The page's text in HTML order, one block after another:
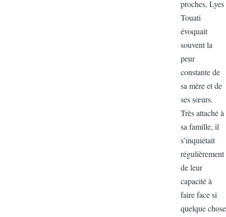
proches,
Touati
évoquait
souvent la
peur
constante
sa mère et
ses sœurs.
Très
sa famille,
s’inquiétait
de leur
capacité à
faire face si
quelque